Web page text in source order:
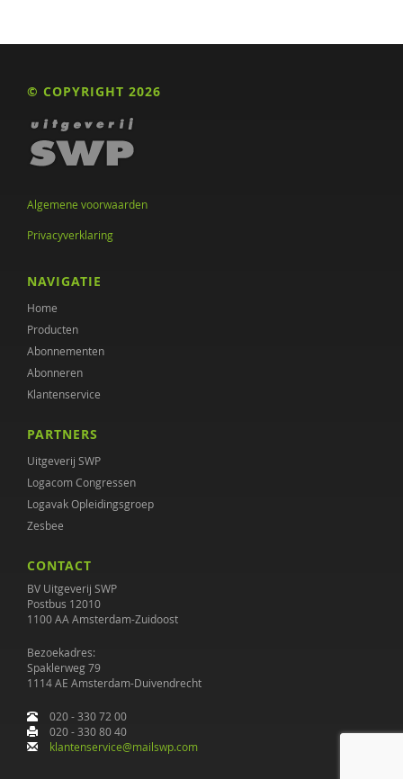
© COPYRIGHT 2026
Algemene voorwaarden
Privacyverklaring
NAVIGATIE
Home
Producten
Abonnementen
Abonneren
Klantenservice
PARTNERS
Uitgeverij SWP
Logacom Congressen
Logavak Opleidingsgroep
Zesbee
CONTACT
BV Uitgeverij SWP
Postbus 12010
1100 AA Amsterdam-Zuidoost
Bezoekadres:
Spaklerweg 79
1114 AE Amsterdam-Duivendrecht
020 - 330 72 00
020 - 330 80 40
klantenservice@mailswp.com